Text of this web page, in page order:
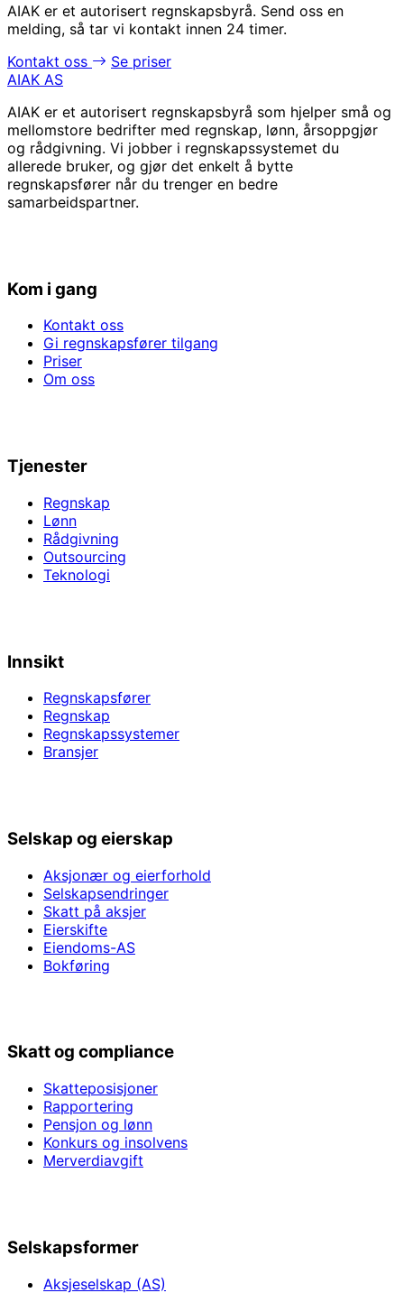
AIAK er et autorisert regnskapsbyrå. Send oss en
melding, så tar vi kontakt innen 24 timer.
Kontakt oss
Se priser
AIAK AS
AIAK er et autorisert regnskapsbyrå som hjelper små og
mellomstore bedrifter med regnskap, lønn, årsoppgjør
og rådgivning. Vi jobber i regnskapssystemet du
allerede bruker, og gjør det enkelt å bytte
regnskapsfører når du trenger en bedre
samarbeidspartner.
Kom i gang
Kontakt oss
Gi regnskapsfører tilgang
Priser
Om oss
Tjenester
Regnskap
Lønn
Rådgivning
Outsourcing
Teknologi
Innsikt
Regnskapsfører
Regnskap
Regnskapssystemer
Bransjer
Selskap og eierskap
Aksjonær og eierforhold
Selskapsendringer
Skatt på aksjer
Eierskifte
Eiendoms-AS
Bokføring
Skatt og compliance
Skatteposisjoner
Rapportering
Pensjon og lønn
Konkurs og insolvens
Merverdiavgift
Selskapsformer
Aksjeselskap (AS)